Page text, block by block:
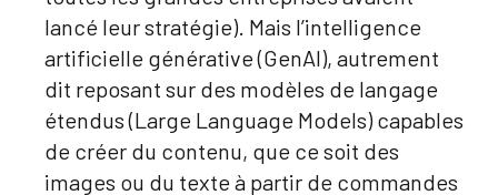
lancé leur stratégie). Mais l’intelligence
artificielle générative (GenAI), autrement
dit reposant sur des modèles de langage
étendus (Large Language Models) capables
de créer du contenu, que ce soit des
images ou du texte à partir de commandes